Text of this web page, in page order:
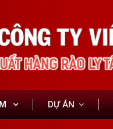
DỰ ÁN